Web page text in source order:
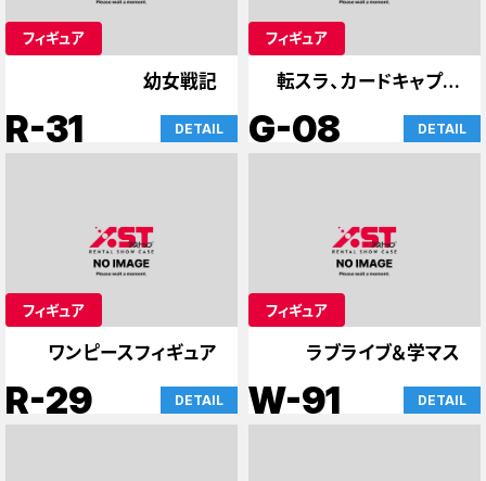
フィギュア
幼女戦記
R-31 DETAIL
フィギュア
転スラ、カードキャプタ
ーさくら
G-08 DETAIL
フィギュア
ワンピースフィギュア
R-29 DETAIL
フィギュア
ラブライブ＆学マス
W-91 DETAIL